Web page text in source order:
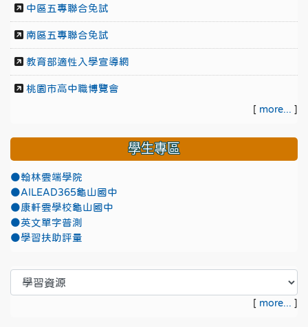
中區五專聯合免試
南區五專聯合免試
教育部適性入學宣導網
桃園市高中職博覽會
[ more... ]
學生專區
●翰林雲端學院
●AILEAD365龜山國中
●康軒雲學校龜山國中
●英文單字普測
●學習扶助評量
[ more... ]